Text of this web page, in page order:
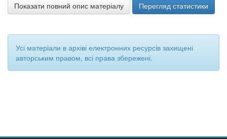
Показати повний опис матеріалу Перегляд статистики
Усі матеріали в архіві електронних ресурсів захищені
авторським правом, всі права збережені.